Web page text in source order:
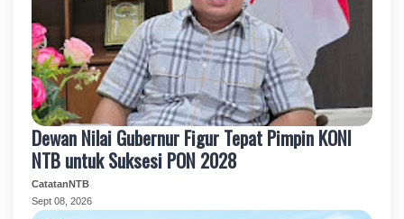
Dewan Nilai Gubernur Figur Tepat Pimpin KONI
NTB untuk Suksesi PON 2028
CatatanNTB
Sept 08, 2026